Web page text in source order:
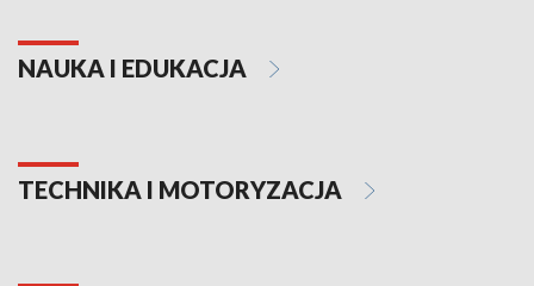
NAUKA I EDUKACJA
TECHNIKA I MOTORYZACJA